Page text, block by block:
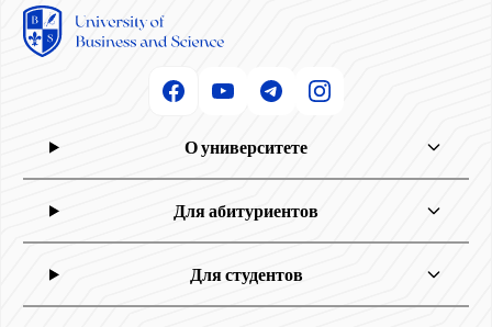
О университете
Для абитуриентов
Для студентов